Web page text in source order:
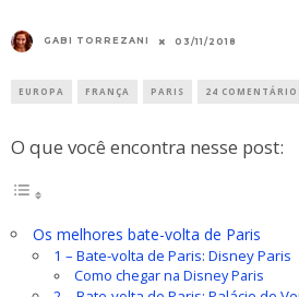
GABI TORREZANI 03/11/2018
EUROPA FRANÇA PARIS 24
O que você encontra nesse post:
Os melhores bate-volta de Paris
1 – Bate-volta de Paris: Disney Paris
Como chegar na Disney Paris